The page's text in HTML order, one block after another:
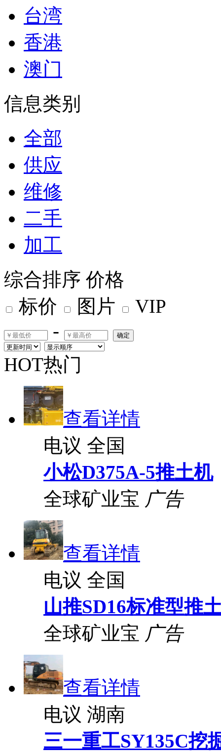
台湾
香港
澳门
信息类别
全部
供应
维修
二手
加工
综合排序 价格
标价
图片
VIP
-
确定
HOT热门
查看详情
电议 全国
小松D375A-5推土机
全球矿业宝 广告
查看详情
电议 全国
山推SD16标准型推
全球矿业宝 广告
查看详情
电议 湖南
三一重工SY135C挖